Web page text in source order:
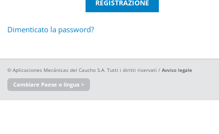
Dimenticato la password?
© Aplicaciones Mecánicas del Caucho S.A. Tutti i diritti riservati / Avviso legale
Cambiare Paese o lingua >